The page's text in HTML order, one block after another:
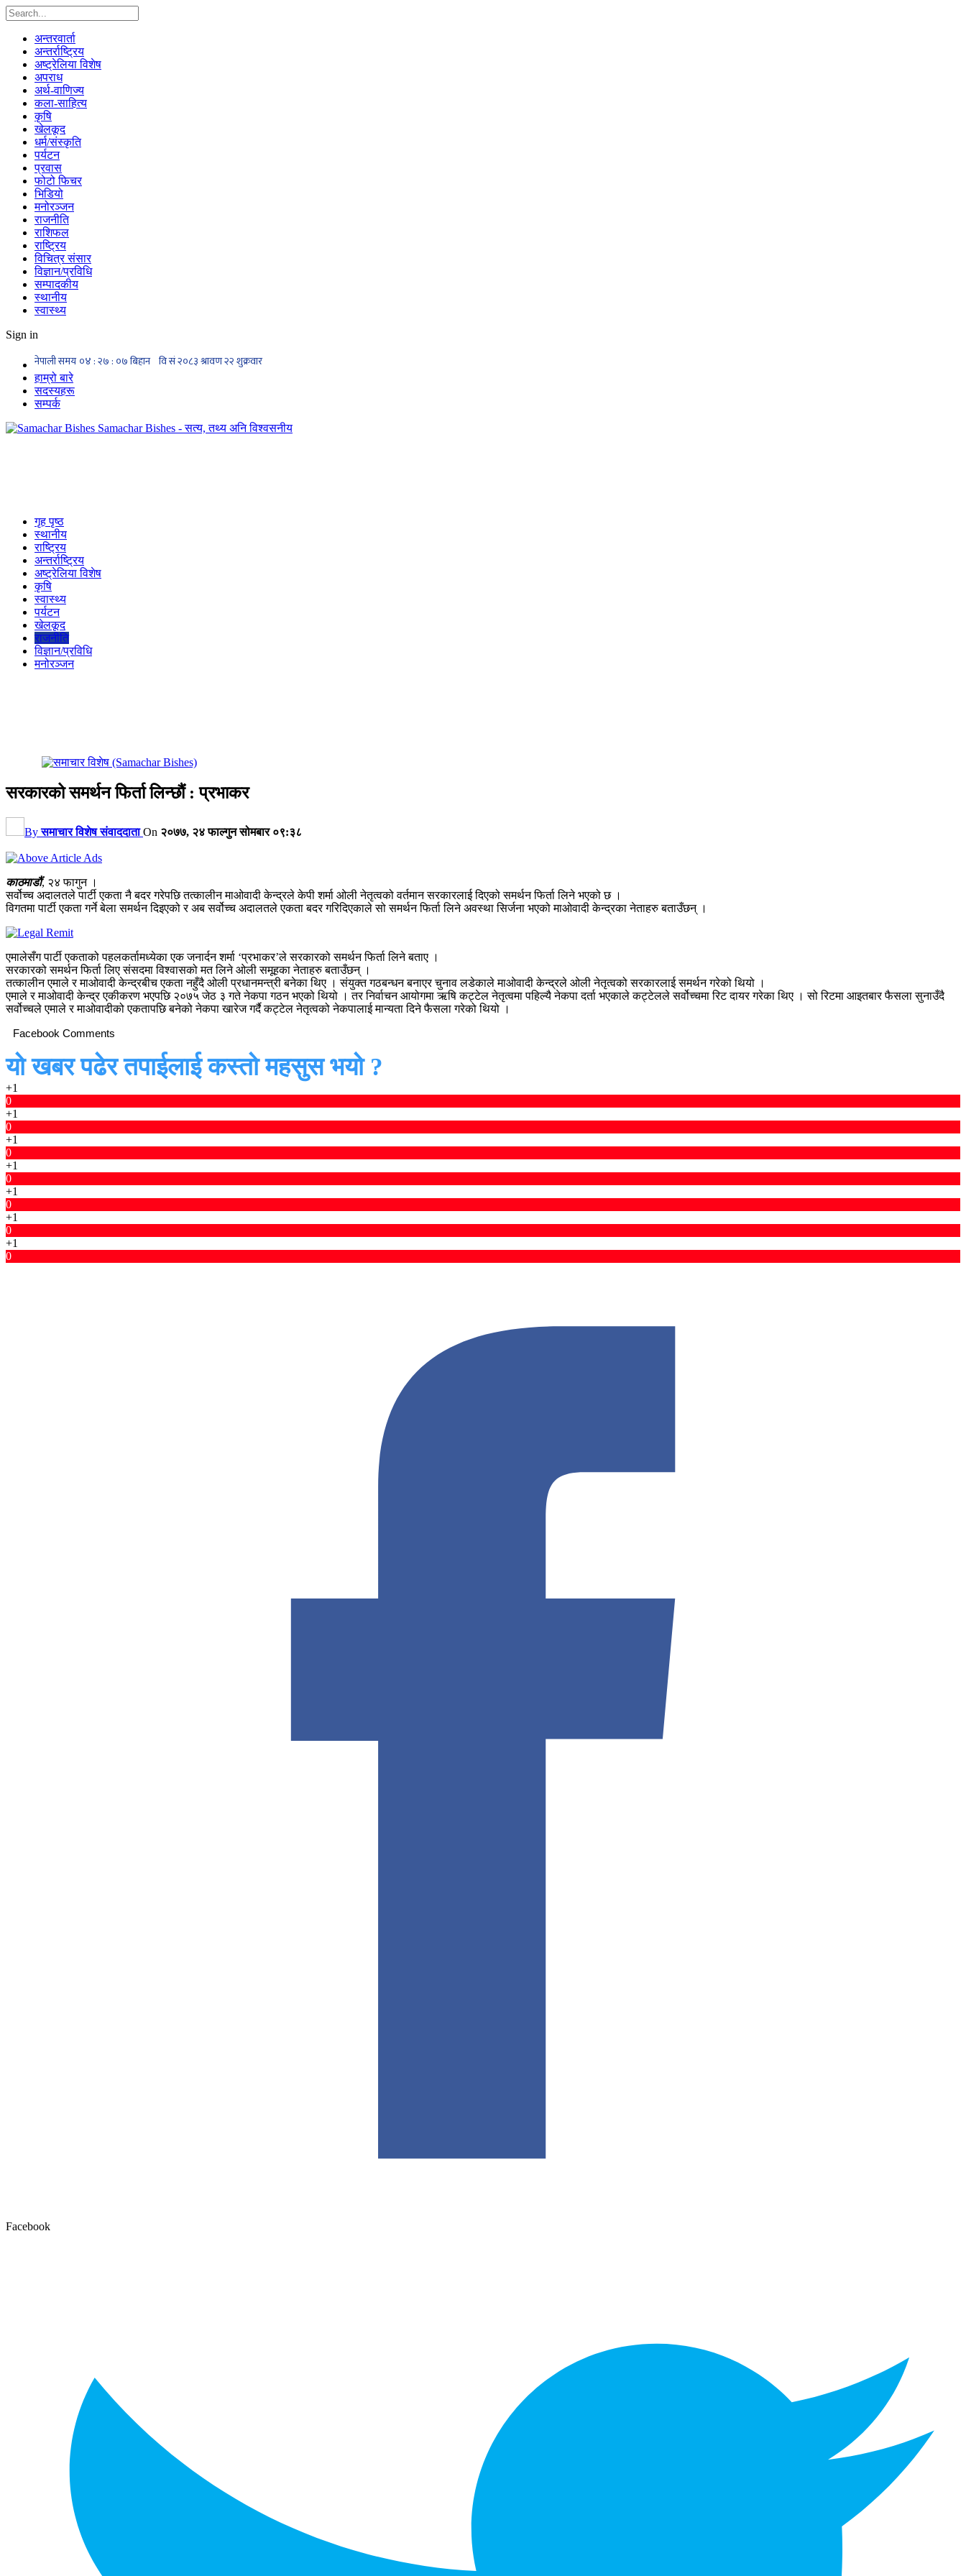
अन्तरवार्ता
अन्तर्राष्ट्रिय
अष्ट्रेलिया विशेष
अपराध
अर्थ-वाणिज्य
कला-साहित्य
कृषि
खेलकूद
धर्म/संस्कृति
पर्यटन
प्रवास
फोटो फिचर
भिडियो
मनोरञ्जन
राजनीति
राशिफल
राष्ट्रिय
विचित्र संसार
विज्ञान/प्रविधि
सम्पादकीय
स्थानीय
स्वास्थ्य
Sign in
हाम्रो बारे
सदस्यहरू
सम्पर्क
Samachar Bishes - सत्य, तथ्य अनि विश्वसनीय
गृह पृष्ठ
स्थानीय
राष्ट्रिय
अन्तर्राष्ट्रिय
अष्ट्रेलिया विशेष
कृषि
स्वास्थ्य
पर्यटन
खेलकूद
राजनीति
विज्ञान/प्रविधि
मनोरञ्जन
सरकारको समर्थन फिर्ता लिन्छौं : प्रभाकर
Byसमाचार विशेष संवाददाता On २०७७, २४ फाल्गुन सोमबार ०९:३८
काठमाडौं, २४ फागुन ।
सर्वोच्च अदालतले पार्टी एकता नै बदर गरेपछि तत्कालीन माओवादी केन्द्रले केपी शर्मा ओली नेतृत्वको वर्तमान सरकारलाई दिएको समर्थन फिर्ता लिने भएको छ ।
विगतमा पार्टी एकता गर्ने बेला समर्थन दिइएको र अब सर्वोच्च अदालतले एकता बदर गरिदिएकाले सो समर्थन फिर्ता लिने अवस्था सिर्जना भएको माओवादी केन्द्रका नेताहरु बताउँछन् ।
एमालेसँग पार्टी एकताको पहलकर्तामध्येका एक जनार्दन शर्मा ‘प्रभाकर’ले सरकारको समर्थन फिर्ता लिने बताए ।
सरकारको समर्थन फिर्ता लिए संसदमा विश्वासको मत लिने ओली समूहका नेताहरु बताउँछन् ।
तत्कालीन एमाले र माओवादी केन्द्रबीच एकता नहुँदै ओली प्रधानमन्त्री बनेका थिए । संयुक्त गठबन्धन बनाएर चुनाव लडेकाले माओवादी केन्द्रले ओली नेतृत्वको सरकारलाई समर्थन गरेको थियो ।
एमाले र माओवादी केन्द्र एकीकरण भएपछि २०७५ जेठ ३ गते नेकपा गठन भएको थियो । तर निर्वाचन आयोगमा ऋषि कट्टेल नेतृत्वमा पहिल्यै नेकपा दर्ता भएकाले कट्टेलले सर्वोच्चमा रिट दायर गरेका थिए । सो रिटमा आइतबार फैसला सुनाउँदै
सर्वोच्चले एमाले र माओवादीको एकतापछि बनेको नेकपा खारेज गर्दै कट्टेल नेतृत्वको नेकपालाई मान्यता दिने फैसला गरेको थियो ।
Facebook Comments
यो खबर पढेर तपाईलाई कस्तो महसुस भयो ?
+1
0
+1
0
+1
0
+1
0
+1
0
+1
0
+1
0
Facebook